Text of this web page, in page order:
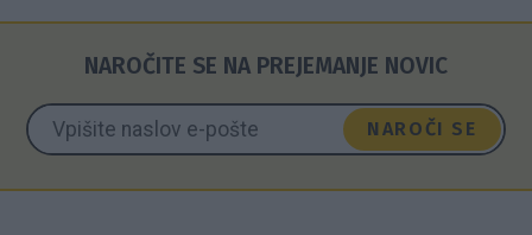
NAROČITE SE NA PREJEMANJE NOVIC
NAROČI SE